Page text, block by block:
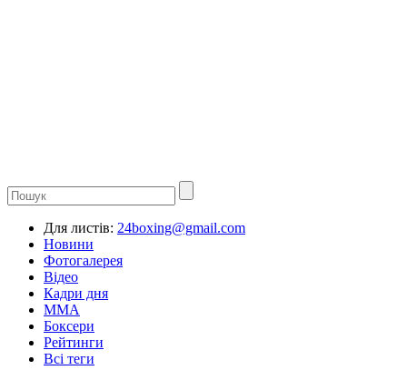
Для листів: 24boxing@gmail.com
Новини
Фотогалерея
Відео
Кадри дня
ММА
Боксери
Рейтинги
Всі теги